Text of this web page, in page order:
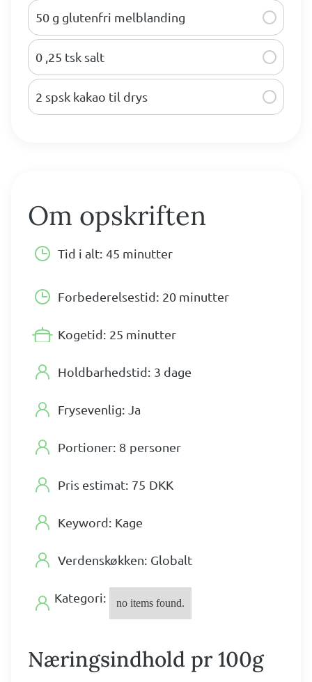
50 g glutenfri melblanding
0 ,25 tsk salt
2 spsk kakao til drys
Om opskriften
Tid i alt: 45 minutter
Forbederelsestid: 20 minutter
Kogetid: 25 minutter
Holdbarhedstid: 3 dage
Frysevenlig: Ja
Portioner: 8 personer
Pris estimat: 75 DKK
Keyword: Kage
Verdenskøkken: Globalt
Kategori: no items found.
Næringsindhold pr 100g